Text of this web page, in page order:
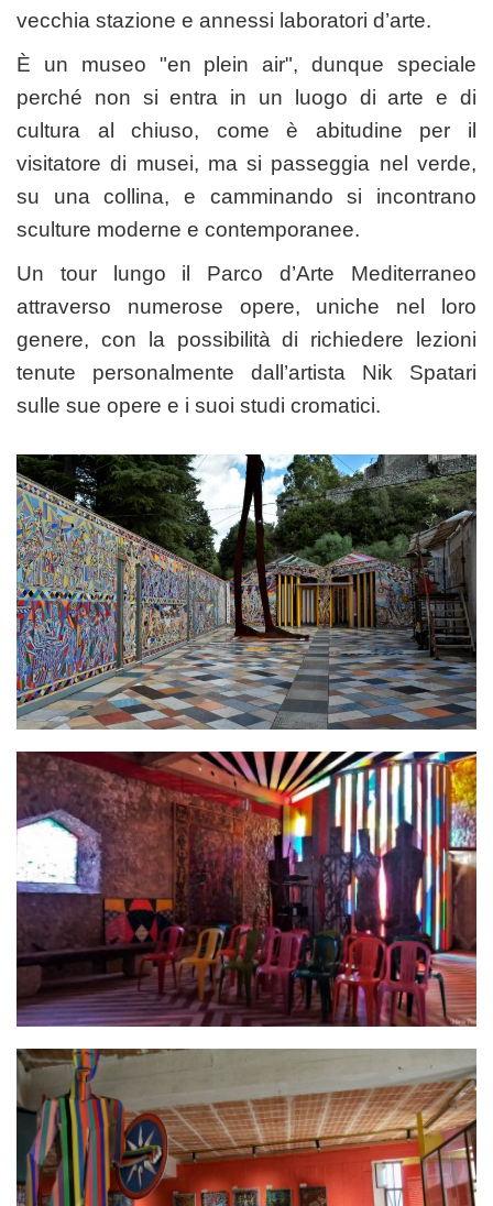
vecchia stazione e annessi laboratori d’arte.
È un museo "en plein air", dunque speciale
perché non si entra in un luogo di arte e di
cultura al chiuso, come è abitudine per il
visitatore di musei, ma si passeggia nel verde,
su una collina, e camminando si incontrano
sculture moderne e contemporanee.
Un tour lungo il Parco d’Arte Mediterraneo
attraverso numerose opere, uniche nel loro
genere, con la possibilità di richiedere lezioni
tenute personalmente dall’artista Nik Spatari
sulle sue opere e i suoi studi cromatici.